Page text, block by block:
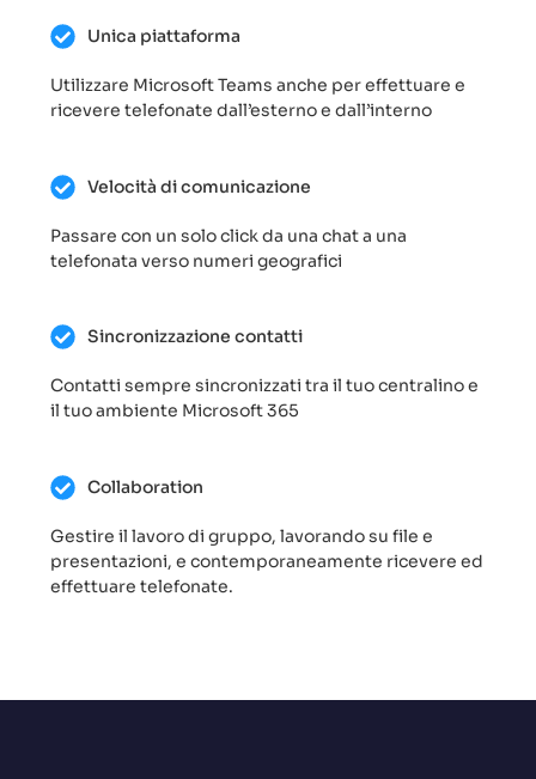
Unica piattaforma
Utilizzare Microsoft Teams anche per effettuare e
ricevere telefonate dall’esterno e dall’interno
Velocità di comunicazione
Passare con un solo click da una chat a una
telefonata verso numeri geografici
Sincronizzazione contatti
Contatti sempre sincronizzati tra il tuo centralino e
il tuo ambiente Microsoft 365
Collaboration
Gestire il lavoro di gruppo, lavorando su file e
presentazioni, e contemporaneamente ricevere ed
effettuare telefonate.